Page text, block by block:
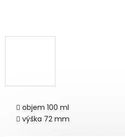
objem 100 ml
výška 72 mm